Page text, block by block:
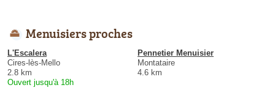
Menuisiers proches
L'Escalera
Cires-lès-Mello
2.8 km
Ouvert jusqu'à 18h
Pennetier Menuisier
Montataire
4.6 km